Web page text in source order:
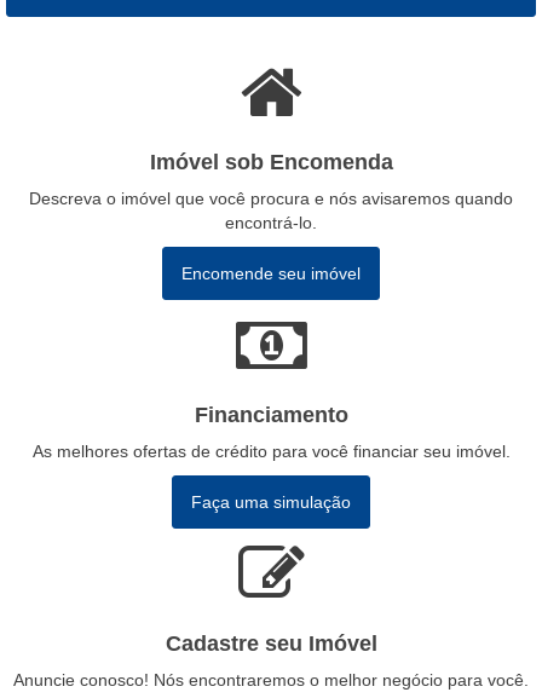
Imóvel sob Encomenda
Descreva o imóvel que você procura e nós avisaremos quando
encontrá-lo.
Encomende seu imóvel
Financiamento
As melhores ofertas de crédito para você financiar seu imóvel.
Faça uma simulação
Cadastre seu Imóvel
Anuncie conosco! Nós encontraremos o melhor negócio para você.